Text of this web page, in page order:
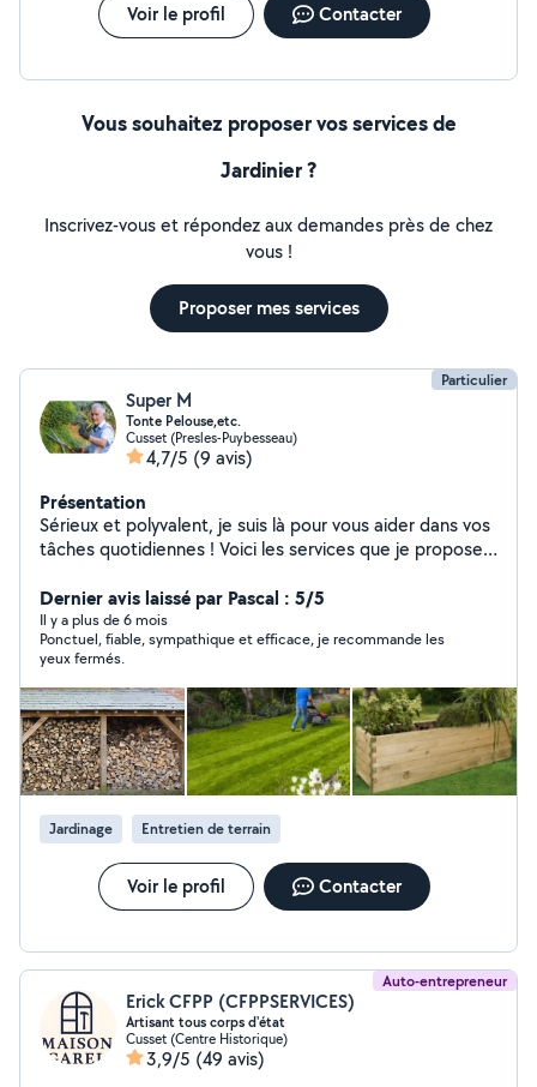
Voir le profil Contacter
Vous souhaitez proposer vos services de
Jardinier ?
Inscrivez-vous et répondez aux demandes près de chez
vous !
Proposer mes services
Particulier
Super M
Tonte Pelouse,etc.
Cusset (Presles-Puybesseau)
4,7/5 (9 avis)
Présentation
Sérieux et polyvalent, je suis là pour vous aider dans vos
tâches quotidiennes ! Voici les services que je propose :
déchets, fabrication de bacs, rangement de bois Petit
bricolage : Réparations, montage de meubles, divers
travaux Déménagement : Aide pour emballer,
transporter Gardiennage d'animaux : Soins pour chats,
poules, lapins, petits chiens. Garde maison : Surveillance
pendant vos absences Contactez-moi pour toute
question ou devis personnalisé.
Dernier avis laissé par Pascal : 5/5
Il y a plus de 6 mois
Ponctuel, fiable, sympathique et efficace, je recommande les
yeux fermés.
Jardinage Entretien de terrain
Voir le profil Contacter
Auto-entrepreneur
Erick CFPP (CFPPSERVICES)
Artisant tous corps d'état
Cusset (Centre Historique)
3,9/5 (49 avis)